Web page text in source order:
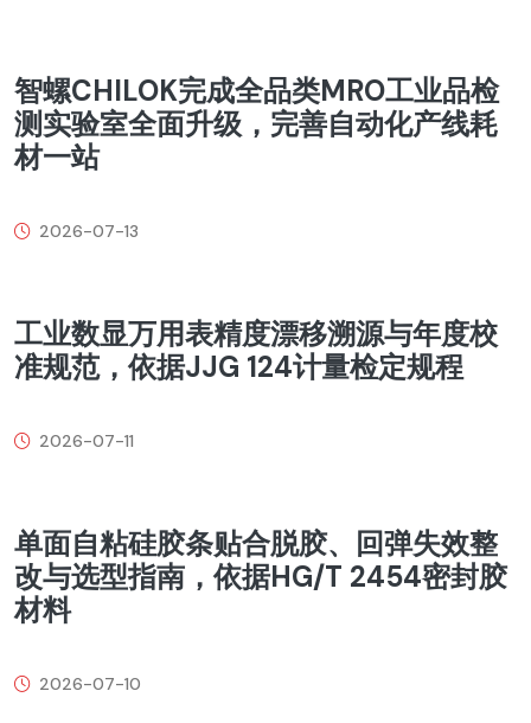
智螺CHILOK完成全品类MRO工业品检
测实验室全面升级，完善自动化产线耗
材一站
2026-07-13
工业数显万用表精度漂移溯源与年度校
准规范，依据JJG 124计量检定规程
2026-07-11
单面自粘硅胶条贴合脱胶、回弹失效整
改与选型指南，依据HG/T 2454密封胶
材料
2026-07-10